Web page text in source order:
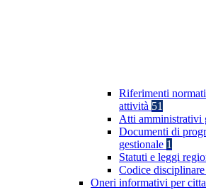
Riferimenti
attività 51
Atti amministrativi
Documenti di
gestionale 1
Statuti e leggi
Codice
Oneri informativi per